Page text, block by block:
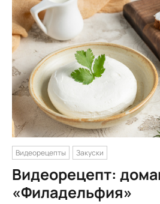
Видеорецепты Закуски
Видеорецепт:
«Филадельфия»